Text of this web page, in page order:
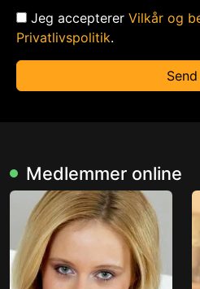
Jeg accepterer Vilkår og
Privatlivspolitik.
Send
Medlemmer online